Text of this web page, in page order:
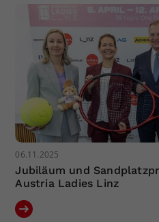
06.11.2025
Jubiläum und
Austria Ladies Linz